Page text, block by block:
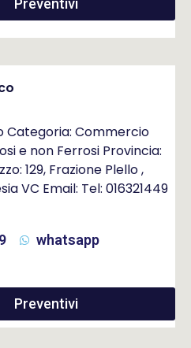
Categoria: Commercio
e non Ferrosi Provincia:
129, Frazione Plello ,
VC Email: Tel: 016321449
whatsapp
Preventivi